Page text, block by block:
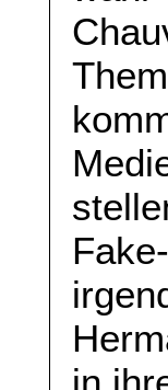
in